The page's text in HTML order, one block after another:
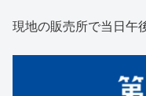
現地の販売所で当日午